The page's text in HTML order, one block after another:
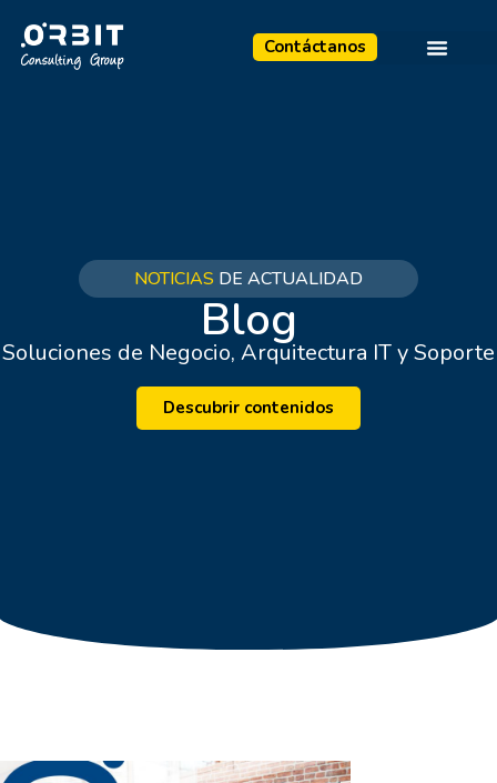
Contáctanos
NOTICIAS DE ACTUALIDAD
Blog
Soluciones de Negocio, Arquitectura IT y Soporte
Descubrir contenidos